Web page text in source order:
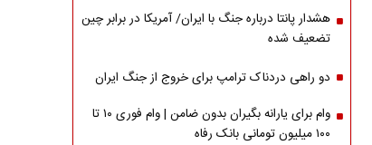
هشدار پانتا درباره جنگ با ایران/ آمریکا در برابر چین
تضعیف شده
دو راهی دردناک ترامپ برای خروج از جنگ ایران
وام برای یارانه بگیران بدون ضامن | وام فوری ۱۰ تا
۱۰۰ میلیون تومانی بانک رفاه